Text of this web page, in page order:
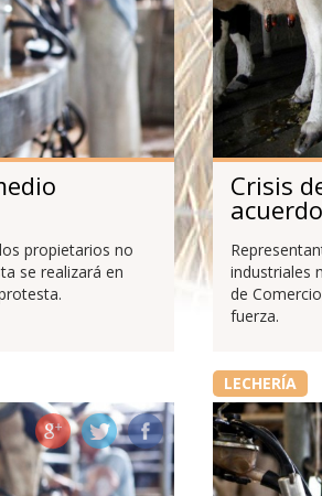
propietarios no
se realizará en
Crisis
acuerdo
industriales
de
fuerza.
LECHERÍA